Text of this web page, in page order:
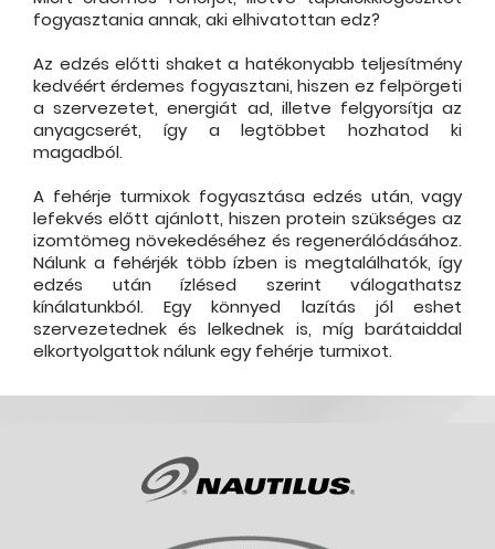
fogyasztania annak, aki elhivatottan edz?
Az edzés előtti shaket a hatékonyabb teljesítmény
kedvéért érdemes fogyasztani, hiszen ez felpörgeti
a szervezetet, energiát ad, illetve felgyorsítja az
anyagcserét, így a legtöbbet hozhatod ki
magadból.
A fehérje turmixok fogyasztása edzés után, vagy
lefekvés előtt ajánlott, hiszen protein szükséges az
izomtömeg növekedéséhez és regenerálódásához.
Nálunk a fehérjék több ízben is megtalálhatók, így
edzés után ízlésed szerint válogathatsz
kínálatunkból. Egy könnyed lazítás jól eshet
szervezetednek és lelkednek is, míg barátaiddal
elkortyolgattok nálunk egy fehérje turmixot.